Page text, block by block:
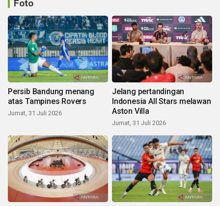
Foto
Persib Bandung menang
atas Tampines Rovers
Jumat, 31 Juli 2026
Jelang pertandingan
Indonesia All Stars melawan
Aston Villa
Jumat, 31 Juli 2026